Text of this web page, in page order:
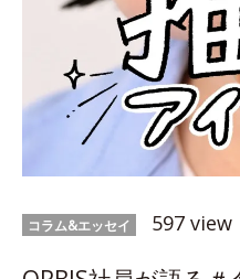
コラム&エッセイ 597 view